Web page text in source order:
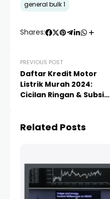
general bulk 1
Shares:
PREVIOUS POST
Daftar Kredit Motor
Listrik Murah 2024:
Cicilan Ringan & Subsidi
Related Posts